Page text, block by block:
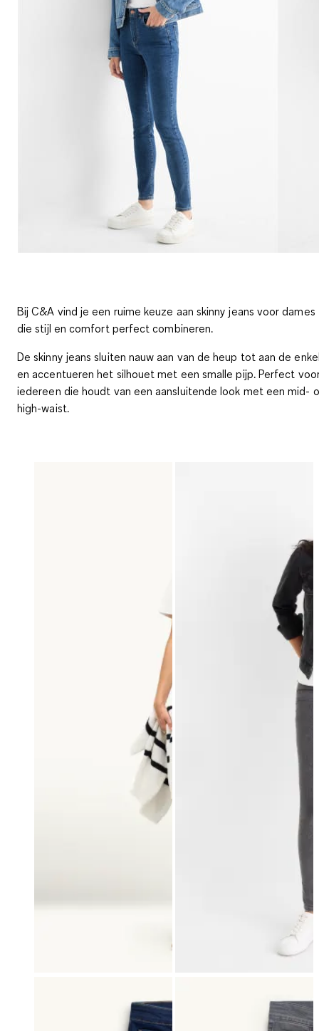
Bij C&A vind je een ruime keuze aan skinny jeans voor dames
die stijl en comfort perfect combineren.
De skinny jeans sluiten nauw aan van de heup tot aan de
en accentueren het silhouet met een smalle pijp. Perfect
iedereen die houdt van een aansluitende look met een mid-
high-waist.